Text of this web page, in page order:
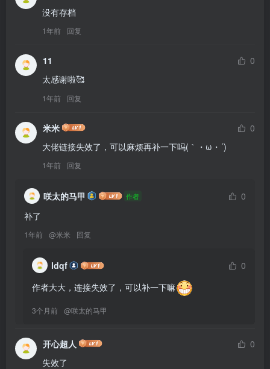
1年前 回复
11
0
太感谢啦🥰
1年前 回复
米米
0
大佬链接失效了，可以麻烦再补一下吗(｀・ω・´)
1年前 回复
咲太的马甲 作者
0
补了
1年前 @米米 回复
ldqf
0
作者大大，连接失效了，可以补一下嘛
3个月前 @咲太的马甲
开心超人
0
失效了